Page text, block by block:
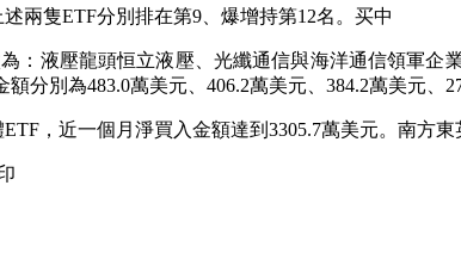
兩隻ETF分別排在第9、爆增持第12名。买中
液壓龍頭恒立液壓、光纖通信與海洋通信領軍企
別為483.0萬美元、406.2萬美元、384.2萬美元、
近一個月淨買入金額達到3305.7萬美元。南方東